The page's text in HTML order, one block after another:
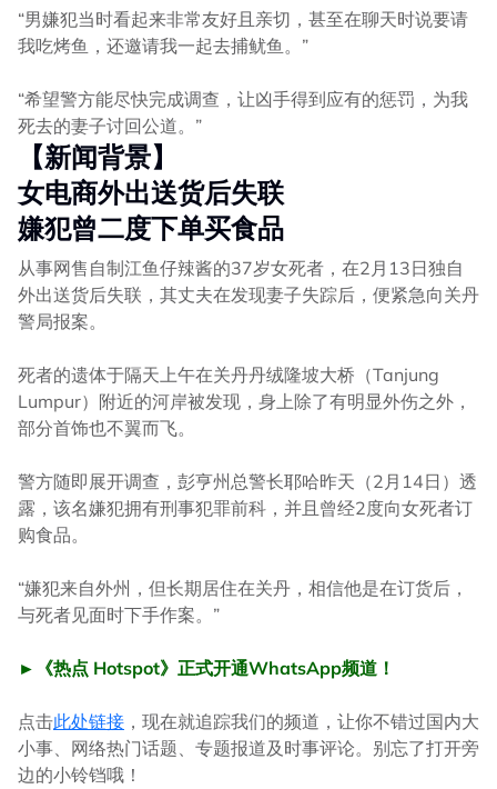
“男嫌犯当时看起来非常友好且亲切，甚至在聊天时说要请
我吃烤鱼，还邀请我一起去捕鱿鱼。”
“希望警方能尽快完成调查，让凶手得到应有的惩罚，为我
死去的妻子讨回公道。”
【新闻背景】
女电商外出送货后失联
嫌犯曾二度下单买食品
从事网售自制江鱼仔辣酱的37岁女死者，在2月13日独自
外出送货后失联，其丈夫在发现妻子失踪后，便紧急向关丹
警局报案。
死者的遗体于隔天上午在关丹丹绒隆坡大桥（Tanjung
Lumpur）附近的河岸被发现，身上除了有明显外伤之外，
部分首饰也不翼而飞。
警方随即展开调查，彭亨州总警长耶哈昨天（2月14日）透
露，该名嫌犯拥有刑事犯罪前科，并且曾经2度向女死者订
购食品。
“嫌犯来自外州，但长期居住在关丹，相信他是在订货后，
与死者见面时下手作案。”
►《热点 Hotspot》正式开通WhatsApp频道！
点击此处链接 ，现在就追踪我们的频道，让你不错过国内大
小事、网络热门话题、专题报道及时事评论。别忘了打开旁
边的小铃铛哦！